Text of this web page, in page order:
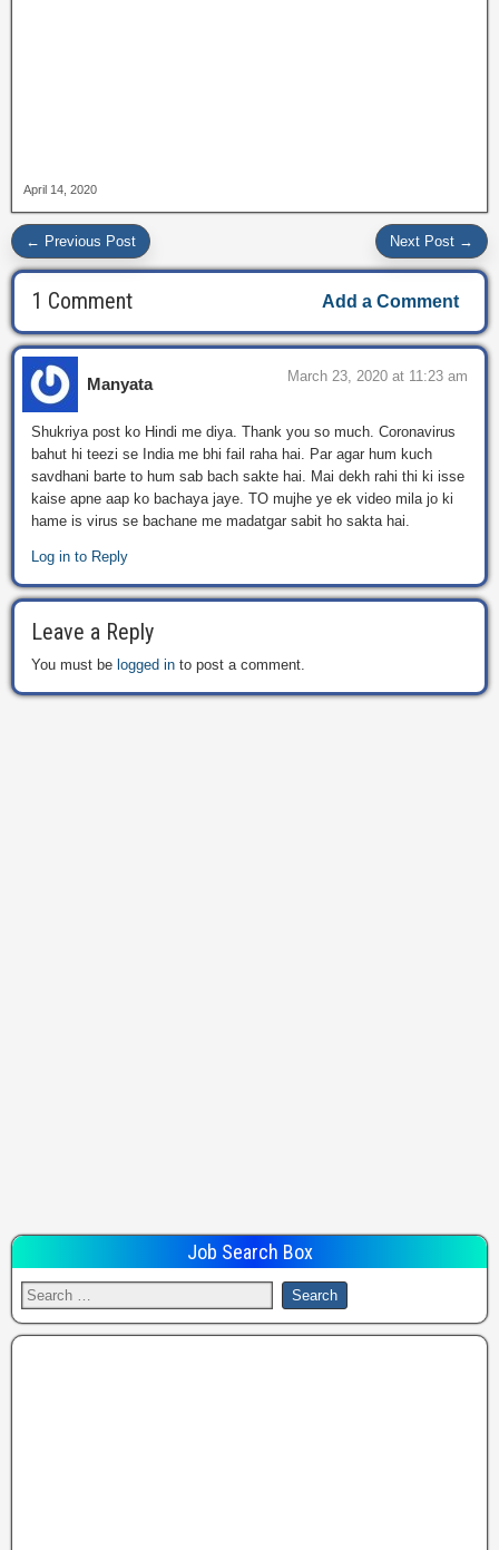
April 14, 2020
← Previous Post Next Post →
1 Comment Add a Comment
Manyata March 23, 2020 at 11:23 am
Shukriya post ko Hindi me diya. Thank you so much. Coronavirus
bahut hi teezi se India me bhi fail raha hai. Par agar hum kuch
savdhani barte to hum sab bach sakte hai. Mai dekh rahi thi ki isse
kaise apne aap ko bachaya jaye. TO mujhe ye ek video mila jo ki
hame is virus se bachane me madatgar sabit ho sakta hai.
Log in to Reply
Leave a Reply
You must be logged in to post a comment.
Job Search Box